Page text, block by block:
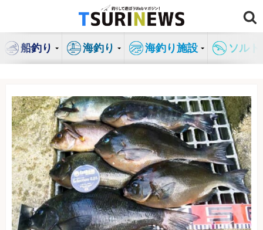
ン
船釣り 海釣り 海釣り施設 ソル